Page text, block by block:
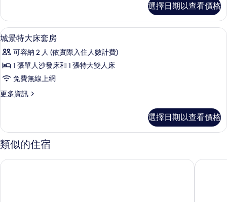
的
所
有
相
片
客
房,
多
床
(Harbourside)
詳
情
選擇日期以查看價格
顯
示
城
景
特
大
套
房
的
所
高級寢具、迷你吧、客房內保險箱、書
4
城景特大床套房
可容納 2 人 (依實際入住人數計費)
1 張單人沙發床和 1 張特大雙人床
免費無線上網
更多資訊
更
特
大
床
房
選擇日期以查看價格
類似的住宿
紐卡斯爾尋求飯店 紐卡斯